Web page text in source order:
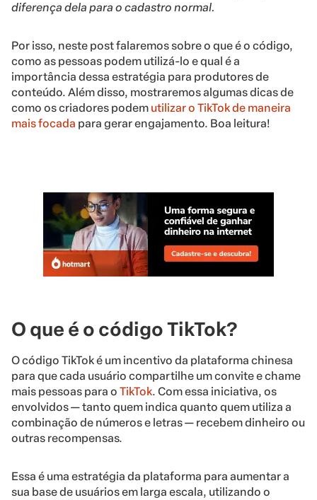
diferença dela para o cadastro normal.
Por isso, neste post falaremos sobre o que é o código,
como as pessoas podem utilizá-lo e qual é a
importância dessa estratégia para produtores de
conteúdo. Além disso, mostraremos algumas dicas de
como os criadores podem utilizar o TikTok de maneira
mais focada para gerar engajamento. Boa leitura!
O que é o código TikTok?
O código TikTok é um incentivo da plataforma chinesa
para que cada usuário compartilhe um convite e chame
mais pessoas para o TikTok. Com essa iniciativa, os
envolvidos — tanto quem indica quanto quem utiliza a
combinação de números e letras — recebem dinheiro ou
outras recompensas.
Essa é uma estratégia da plataforma para aumentar a
sua base de usuários em larga escala, utilizando o